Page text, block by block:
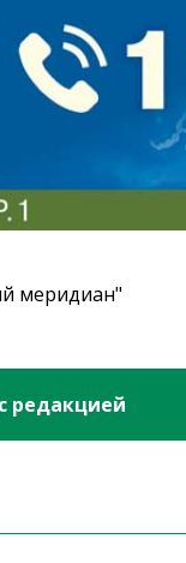
меридиан"
редакцией